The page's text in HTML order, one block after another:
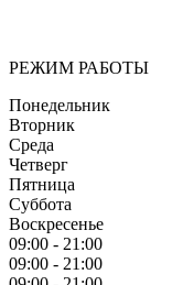
РЕЖИМ РАБОТЫ
Понедельник
Вторник
Среда
Четверг
Пятница
Суббота
Воскресенье
09:00 - 21:00
09:00 - 21:00